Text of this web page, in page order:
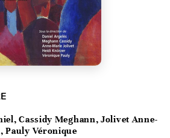
Cassidy Meghann, Jolivet Anne-
Pauly Véronique